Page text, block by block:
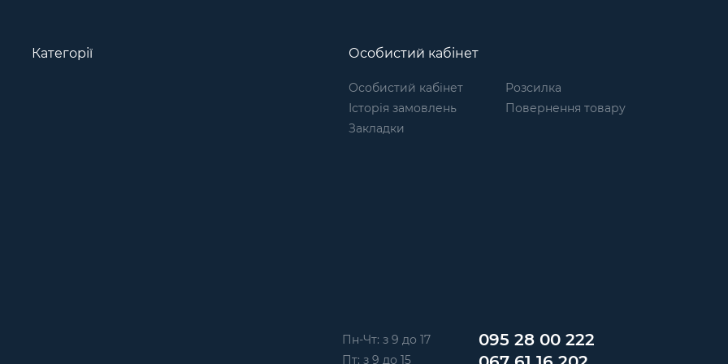
Категорії Особистий кабінет
Особистий кабінет
Історія замовлень
Закладки
Розсилка
Повернення товару
Пн-Чт: з 9 до 17
Пт: з 9 до 15
095 28 00 222